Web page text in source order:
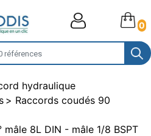
0
hydraulique
Raccords coudés 90
8L DIN - mâle 1/8 BSPT